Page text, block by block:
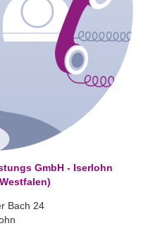
GmbH - Iserlohn
Bach 24